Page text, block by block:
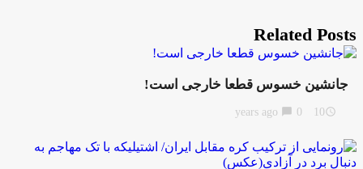
Related Posts
جانشین خسوس قطعا خارجی است!
access_time
10 years ago
chat_bubble